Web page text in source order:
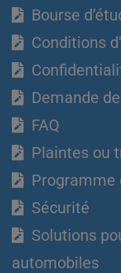
Bourse
Conditions
Demande
FAQ
Plaintes ou
Programme
Sécurité
Solutions
automobiles